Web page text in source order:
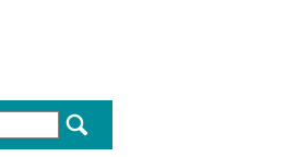
ob Sie ein menschlicher